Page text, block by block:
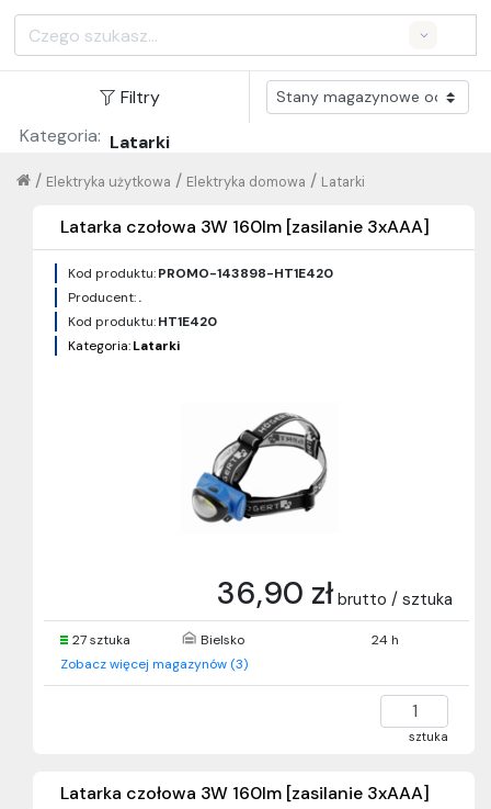
Search
Filtry
Kategoria: Latarki
Latarki
/
Elektryka domowa
/
Elektryka użytkowa
/
Latarka czołowa 3W 160lm [zasilanie 3xAAA]
Kod produktu:PROMO-143898-HT1E420
Producent:.
Kod produktu:HT1E420
Kategoria:Latarki
36,90 zł brutto / sztuka
27 sztuka Bielsko
24 h
Zobacz więcej magazynów (3)
sztuka
Latarka czołowa 3W 160lm [zasilanie 3xAAA]